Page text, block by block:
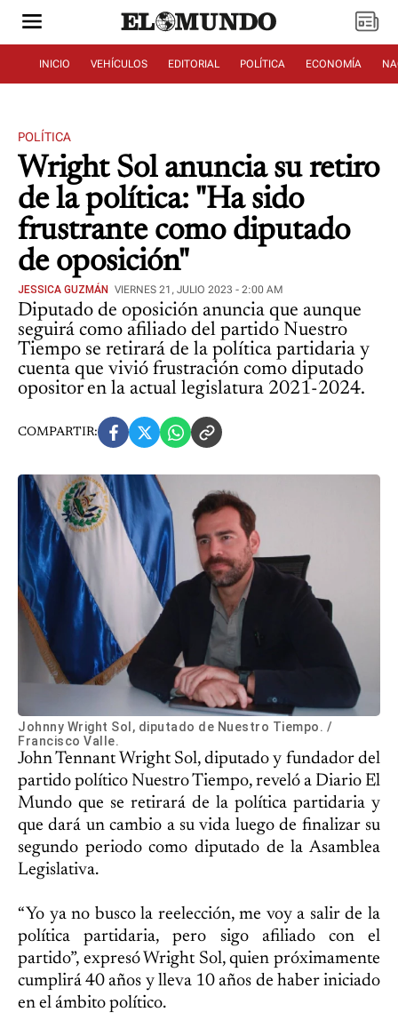
INICIO VEHÍCULOS EDITORIAL POLÍTICA ECONOMÍA
POLÍTICA
Wright Sol anuncia su retiro
de la política: "Ha sido
frustrante como diputado
de oposición"
JESSICA GUZMÁN VIERNES 21, JULIO 2023 - 2:00 AM
Diputado de oposición anuncia que aunque
seguirá como afiliado del partido Nuestro
Tiempo se retirará de la política partidaria y
cuenta que vivió frustración como diputado
opositor en la actual legislatura 2021-2024.
COMPARTIR:
Johnny Wright Sol, diputado de Nuestro Tiempo. /
Francisco Valle.
John Tennant Wright Sol, diputado y fundador del
partido político Nuestro Tiempo, reveló a Diario El
Mundo que se retirará de la política partidaria y
que dará un cambio a su vida luego de finalizar su
segundo periodo como diputado de la Asamblea
Legislativa.
“Yo ya no busco la reelección, me voy a salir de la
política partidaria, pero sigo afiliado con el
partido”, expresó Wright Sol, quien próximamente
cumplirá 40 años y lleva 10 años de haber iniciado
en el ámbito político.